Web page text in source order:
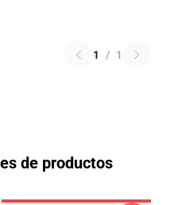
1 / 1
de productos